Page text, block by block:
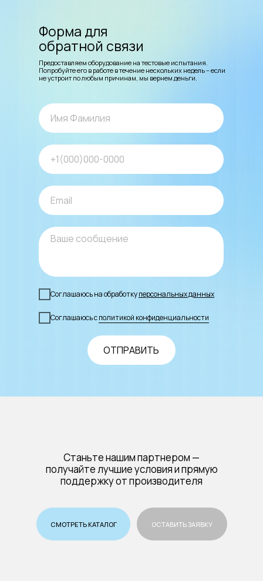
Соглашаюсь на обработкуперсональных данных
Соглашаюсь сполитикой конфиденциальности
ОТПРАВИТЬ
Предоставляем оборудование на тестовые испытания.
Попробуйте его в работе в течение нескольких недель – если
не устроит по любым причинам, мы вернем деньги.
Форма для
обратной связи
СМОТРЕТЬ КАТАЛОГ ОСТАВИТЬ ЗАЯВКУ
Станьте нашим партнером —
получайте лучшие условия и прямую
поддержку от производителя